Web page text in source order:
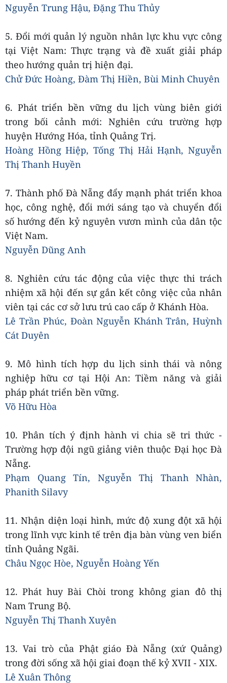
Nguyễn Trung Hậu, Đặng Thu Thủy
5. Đổi mới quản lý nguồn nhân lực khu vực công
tại Việt Nam: Thực trạng và đề xuất giải pháp
theo hướng quản trị hiện đại.
Chử Đức Hoàng, Đàm Thị Hiền, Bùi Minh Chuyên
6. Phát triển bền vững du lịch vùng biên giới
trong bối cảnh mới: Nghiên cứu trường hợp
huyện Hướng Hóa, tỉnh Quảng Trị.
Hoàng Hồng Hiệp, Tống Thị Hải Hạnh, Nguyễn
Thị Thanh Huyền
7. Thành phố Đà Nẵng đẩy mạnh phát triển khoa
học, công nghệ, đổi mới sáng tạo và chuyển đổi
số hướng đến kỷ nguyên vươn mình của dân tộc
Việt Nam.
Nguyễn Dũng Anh
8. Nghiên cứu tác động của việc thực thi trách
nhiệm xã hội đến sự gắn kết công việc của nhân
viên tại các cơ sở lưu trú cao cấp ở Khánh Hòa.
Lê Trần Phúc, Đoàn Nguyễn Khánh Trân, Huỳnh
Cát Duyên
9. Mô hình tích hợp du lịch sinh thái và nông
nghiệp hữu cơ tại Hội An: Tiềm năng và giải
pháp phát triển bền vững.
Võ Hữu Hòa
10. Phân tích ý định hành vi chia sẽ tri thức -
Trường hợp đội ngũ giảng viên thuộc Đại học Đà
Nẵng.
Phạm Quang Tín, Nguyễn Thị Thanh Nhàn,
Phanith Silavy
11. Nhận diện loại hình, mức độ xung đột xã hội
trong lĩnh vực kinh tế trên địa bàn vùng ven biển
tỉnh Quảng Ngãi.
Châu Ngọc Hòe, Nguyễn Hoàng Yến
12. Phát huy Bài Chòi trong không gian đô thị
Nam Trung Bộ.
Nguyễn Thị Thanh Xuyên
13. Vai trò của Phật giáo Đà Nẵng (xứ Quảng)
trong đời sống xã hội giai đoạn thế kỷ XVII - XIX.
Lê Xuân Thông